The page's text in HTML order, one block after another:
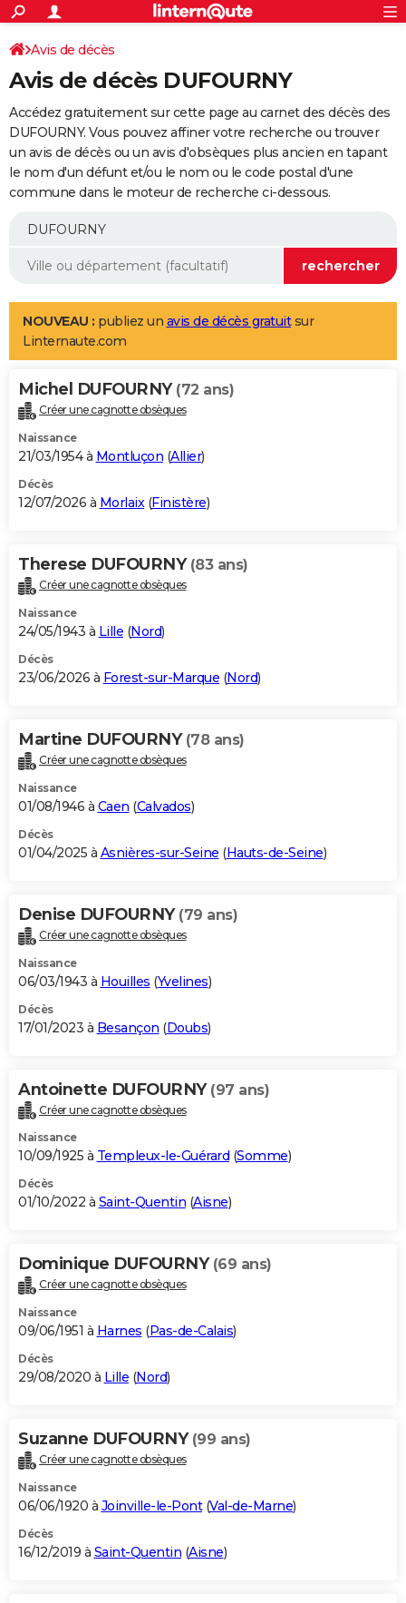
ACTUALITÉS
Politique
Société
Faits Divers
Education
Monde
Villes
+
SPORT
Coupe du monde 2026
Football
Tennis
Cyclisme
Rugby
Forum
Programme TV
TNT
Streaming
Cinéma
Sorties cinéma
Musique
+
FINANCE
Impôts
Immobilier
Risques naturels par ville
Banque
Assurance
Crédit
AUTO
Essais
Réserver un essai
Citadines
Berlines
SUV
Forum auto
+
Mobiles
Meilleur smartphone
Internet
Ordinateurs
Jeux vidéo
Guide high-tech
Aménagement intérieur
LIFESTYLE
Art de vivre
Bien-être
Loisirs
Mode
Modes de vie
Alimentation
Guide de la santé
Maladies
Médicaments
Sommeil
VOYAGE
Destinations
City break
Voyage nature
Voyage de noces
Forum
Climat
+PHOTO
GUIDES D'ACHAT
BONS PLANS
Carte de Noël
Carte Bonne année
Carte Saint-Valentin
Carte Pâques
Carte d'anniversaire
DICTIONNAIRE
Dictionnaire
Biographies
Citations
Expressions
Proverbes
PROGRAMME TV
S'inscrire
Se connecter
Lycées
Collèges
Primaires
Universités
Entreprises
Service militaire
Avis de recherche
AVIS DE DÉCÈS
Bricolage
Lifestyle
Culture
Sport
Auto
Television
Voyage
Cinema
Avis de décès
Avis de décès DUFOURNY
Accédez gratuitement sur cette page au carnet des décès des
DUFOURNY. Vous pouvez affiner votre recherche ou trouver
un avis de décès ou un avis d'obsèques plus ancien en tapant
le nom d'un défunt et/ou le nom ou le code postal d'une
commune dans le moteur de recherche ci-dessous.
NOUVEAU : publiez un avis de décès gratuitsur
Linternaute.com
Michel DUFOURNY (72 ans)
Créer une cagnotte obsèques
Naissance
21/03/1954 à Montluçon (Allier)
Décès
12/07/2026 à Morlaix(Finistère)
Therese DUFOURNY (83 ans)
Créer une cagnotte obsèques
Naissance
24/05/1943 à Lille (Nord)
Décès
23/06/2026 à Forest-sur-Marque (Nord)
Martine DUFOURNY (78 ans)
Créer une cagnotte obsèques
Naissance
01/08/1946 à Caen (Calvados)
Décès
01/04/2025 à Asnières-sur-Seine (Hauts-de-Seine)
Denise DUFOURNY (79 ans)
Créer une cagnotte obsèques
Naissance
06/03/1943 à Houilles (Yvelines)
Décès
17/01/2023 à Besançon (Doubs)
Antoinette DUFOURNY (97 ans)
Créer une cagnotte obsèques
Naissance
10/09/1925 à Templeux-le-Guérard (Somme)
Décès
01/10/2022 à Saint-Quentin (Aisne)
Dominique DUFOURNY (69 ans)
Créer une cagnotte obsèques
Naissance
09/06/1951 à Harnes (Pas-de-Calais)
Décès
29/08/2020 à Lille (Nord)
Suzanne DUFOURNY (99 ans)
Créer une cagnotte obsèques
Naissance
06/06/1920 à Joinville-le-Pont(Val-de-Marne)
Décès
16/12/2019 à Saint-Quentin (Aisne)